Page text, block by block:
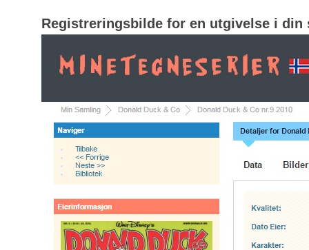
Registreringsbilde for en utgivelse i din